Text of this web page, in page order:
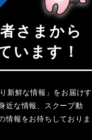
います！
新鮮な情報」をお届けす
近な情報、スクープ動
情報をお待ちしておりま